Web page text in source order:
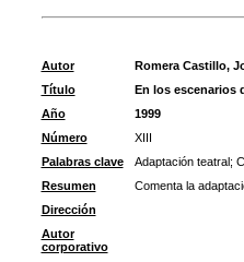
Autor
Romera Castillo,
Título
En los escenarios
Año
1999
Número
XIII
Palabras clave
Adaptación teatral;
Resumen
Comenta la
Dirección
Autor
corporativo